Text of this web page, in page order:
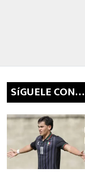
SíGUELE CON…